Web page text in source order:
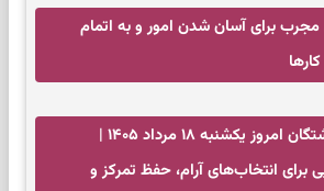
مجرب برای آسان شدن امور و به اتمام
فال فرشتگان امروز یکشنبه ۱۸ مرداد ۱۴۰۵ |
برای انتخاب‌های آرام، حفظ تمرکز و